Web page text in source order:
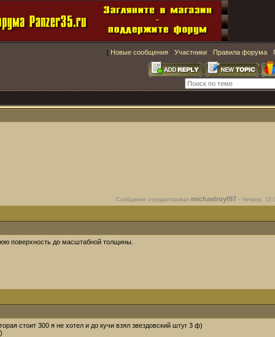
[ Новые сообщения · Участники · Правила форума ·
Сообщение отредактировал michaelroyf87 - Четверг,
поверхность до масштабной толщины.
стоит 300 я не хотел и до кучи взял звездовский штуг 3 ф)